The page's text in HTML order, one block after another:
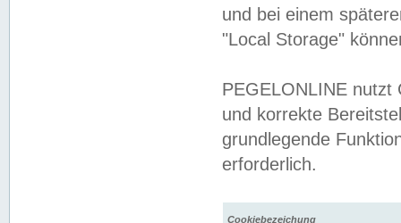
und bei einem
"Local Storage"
PEGELONLINE nutzt
und korrekte
grundlegende
erforderlich.
Cookiebezeichung